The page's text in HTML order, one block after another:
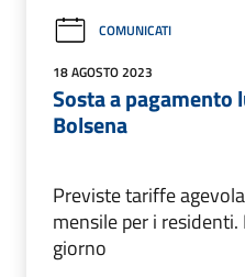
COMUNICATI
18 AGOSTO 2023
Sosta a pagamento
Bolsena
Previste tariffe
mensile per i
giorno